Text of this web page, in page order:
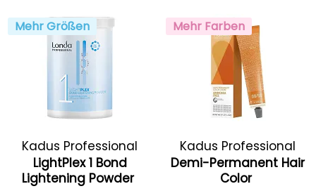
Mehr Größen
Kadus Professional
LightPlex 1 Bond
Lightening Powder
Mehr Farben
Kadus Professional
Demi-Permanent Hair
Color